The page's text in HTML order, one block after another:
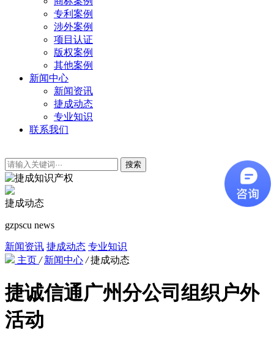
专利案例
涉外案例
项目认证
版权案例
其他案例
新闻中心
新闻资讯
捷成动态
专业知识
联系我们
搜索
捷成动态
gzpscu news
新闻资讯 捷成动态 专业知识
主页 / 新闻中心 / 捷成动态
捷诚信通广州分公司组织户外
活动